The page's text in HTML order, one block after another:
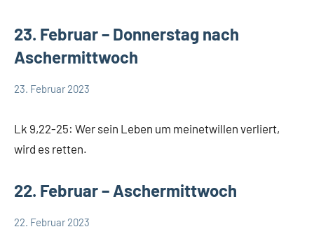
23. Februar – Donnerstag nach
Aschermittwoch
23. Februar 2023
Lk 9,22-25: Wer sein Leben um meinetwillen verliert,
wird es retten.
22. Februar – Aschermittwoch
22. Februar 2023